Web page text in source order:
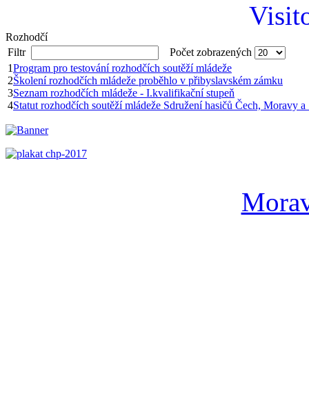
Rozhodčí
Filtr
Počet zobrazených
1Program pro testování rozhodčích soutěží mládeže
2Školení rozhodčích mládeže proběhlo v přibyslavském zámku
3Seznam rozhodčích mládeže - I.kvalifikační stupeň
4Statut rozhodčích soutěží mládeže Sdružení hasičů Čech, Moravy a